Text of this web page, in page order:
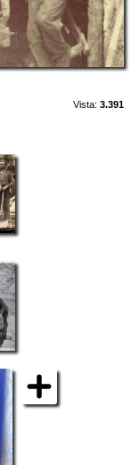
Vista: 3.391